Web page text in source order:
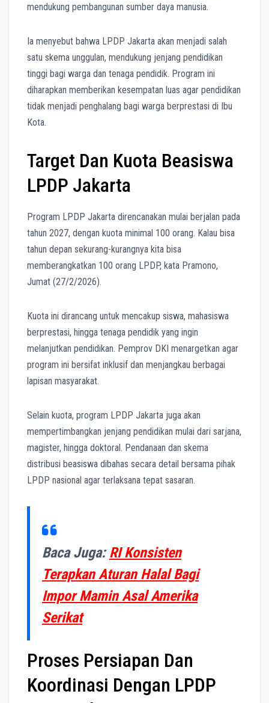
mendukung pembangunan sumber daya manusia.
Ia menyebut bahwa LPDP Jakarta akan menjadi salah
satu skema unggulan, mendukung jenjang pendidikan
tinggi bagi warga dan tenaga pendidik. Program ini
diharapkan memberikan kesempatan luas agar pendidikan
tidak menjadi penghalang bagi warga berprestasi di Ibu
Kota.
Target Dan Kuota Beasiswa
LPDP Jakarta
Program LPDP Jakarta direncanakan mulai berjalan pada
tahun 2027, dengan kuota minimal 100 orang. Kalau bisa
tahun depan sekurang-kurangnya kita bisa
memberangkatkan 100 orang LPDP, kata Pramono,
Jumat (27/2/2026).
Kuota ini dirancang untuk mencakup siswa, mahasiswa
berprestasi, hingga tenaga pendidik yang ingin
melanjutkan pendidikan. Pemprov DKI menargetkan agar
program ini bersifat inklusif dan menjangkau berbagai
lapisan masyarakat.
Selain kuota, program LPDP Jakarta juga akan
mempertimbangkan jenjang pendidikan mulai dari sarjana,
magister, hingga doktoral. Pendanaan dan skema
distribusi beasiswa dibahas secara detail bersama pihak
LPDP nasional agar terlaksana tepat sasaran.
Baca Juga:RI Konsisten
Terapkan Aturan Halal Bagi
Impor Mamin Asal Amerika
Serikat
Proses Persiapan Dan
Koordinasi Dengan LPDP